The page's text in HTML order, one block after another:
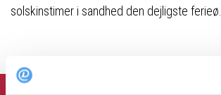
solskinstimer i sandhed den dejligste ferieø.